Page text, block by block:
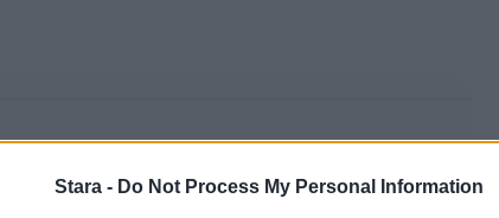
Stara - Do Not Process My Personal Information